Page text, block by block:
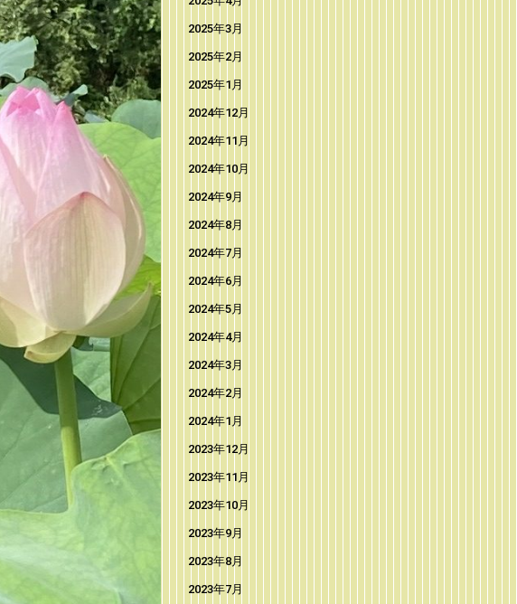
2025年3月
2025年2月
2025年1月
2024年12月
2024年11月
2024年10月
2024年9月
2024年8月
2024年7月
2024年6月
2024年5月
2024年4月
2024年3月
2024年2月
2024年1月
2023年12月
2023年11月
2023年10月
2023年9月
2023年8月
2023年7月